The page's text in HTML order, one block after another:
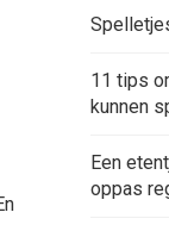
11 tips
kunnen
Een
oppas